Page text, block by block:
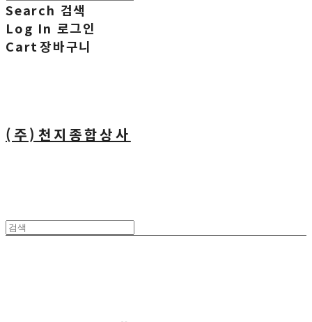
Search 검색
Log In 로그인
Cart장바구니
(주)천지종합상사